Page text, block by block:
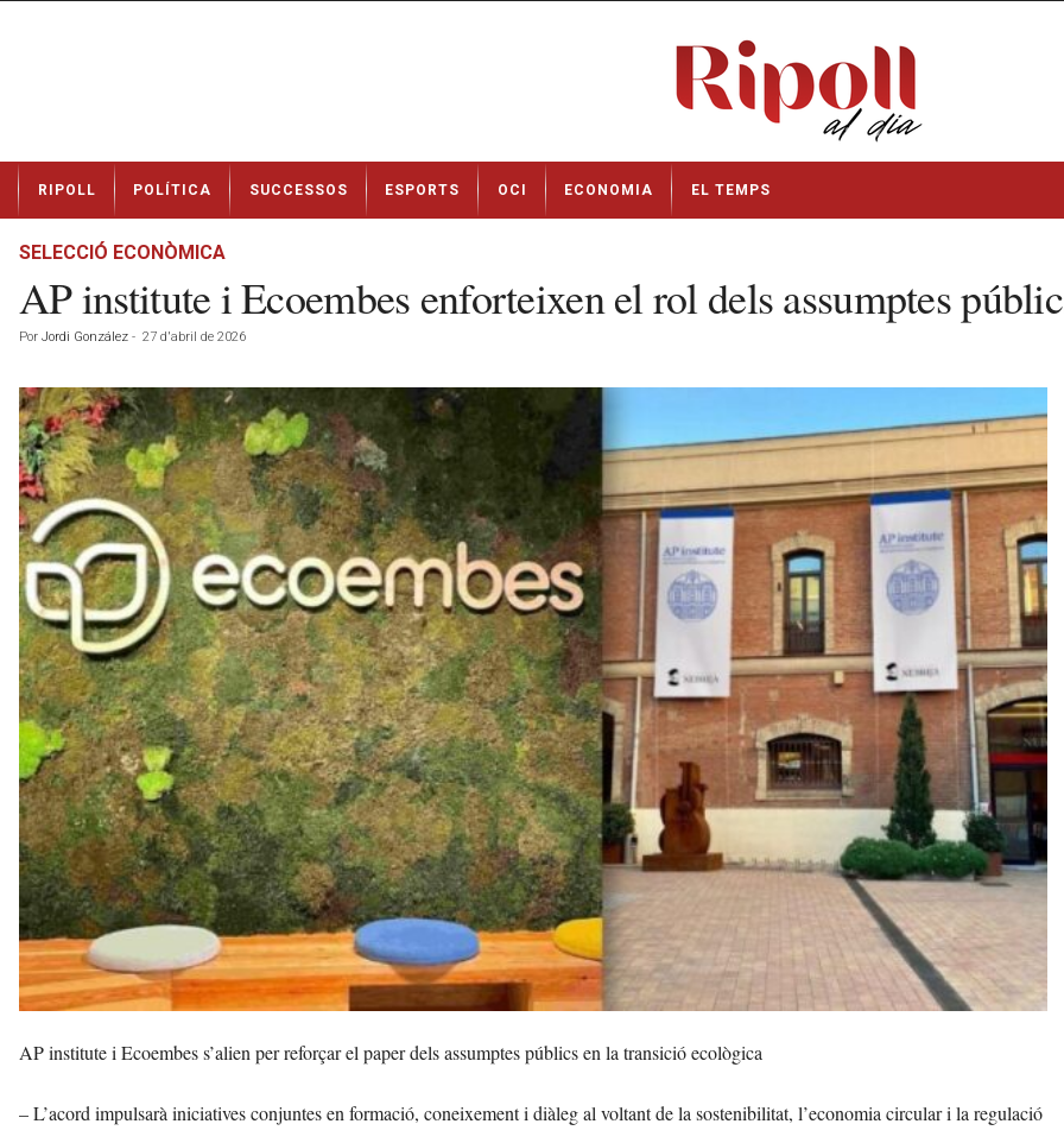
t
RIPOLL POLÍTICA SUCCESSOS ESPORTS OCI ECONOMIA EL TEMPS
SELECCIÓ ECONÒMICA
AP institute i Ecoembes enforteixen el rol dels assumptes
Por Jordi González - 27 d'abril de 2026
AP institute i Ecoembes s’alien per reforçar el paper dels assumptes públics en la transició ecològica
– L’acord impulsarà iniciatives conjuntes en formació, coneixement i diàleg al voltant de la sostenibilitat, l’economia circular i la regulació